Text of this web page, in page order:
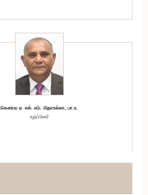
கௌரவ ஏ. எல். எம். அதாஉல்லா, பா.உ.
உறுப்பினர்